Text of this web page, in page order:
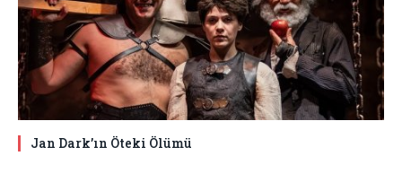
Jan Dark’ın Öteki Ölümü